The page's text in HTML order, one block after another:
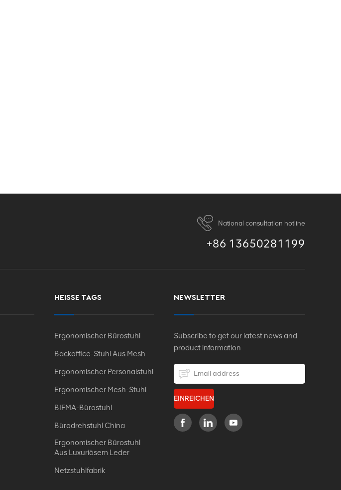
National consultation hotline
+86 13650281199
HEISSE TAGS
Ergonomischer Bürostuhl
Backoffice-Stuhl Aus Mesh
Ergonomischer Personalstuhl
Ergonomischer Mesh-Stuhl
BIFMA-Bürostuhl
Bürodrehstuhl China
Ergonomischer Bürostuhl
Aus Luxuriösem Leder
Netzstuhlfabrik
NEWSLETTER
Subscribe to get our latest news and
product information
EINREICHEN